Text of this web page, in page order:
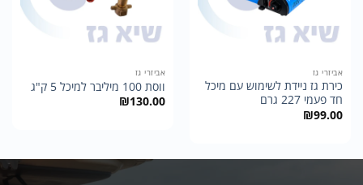
אביזרי גז
כירת גז ניידת לשימוש עם מיכל
חד פעמי 227 גרם
₪99.00
אביזרי גז
ווסת 100 מיליבר למיכל 5 ק"ג
₪130.00